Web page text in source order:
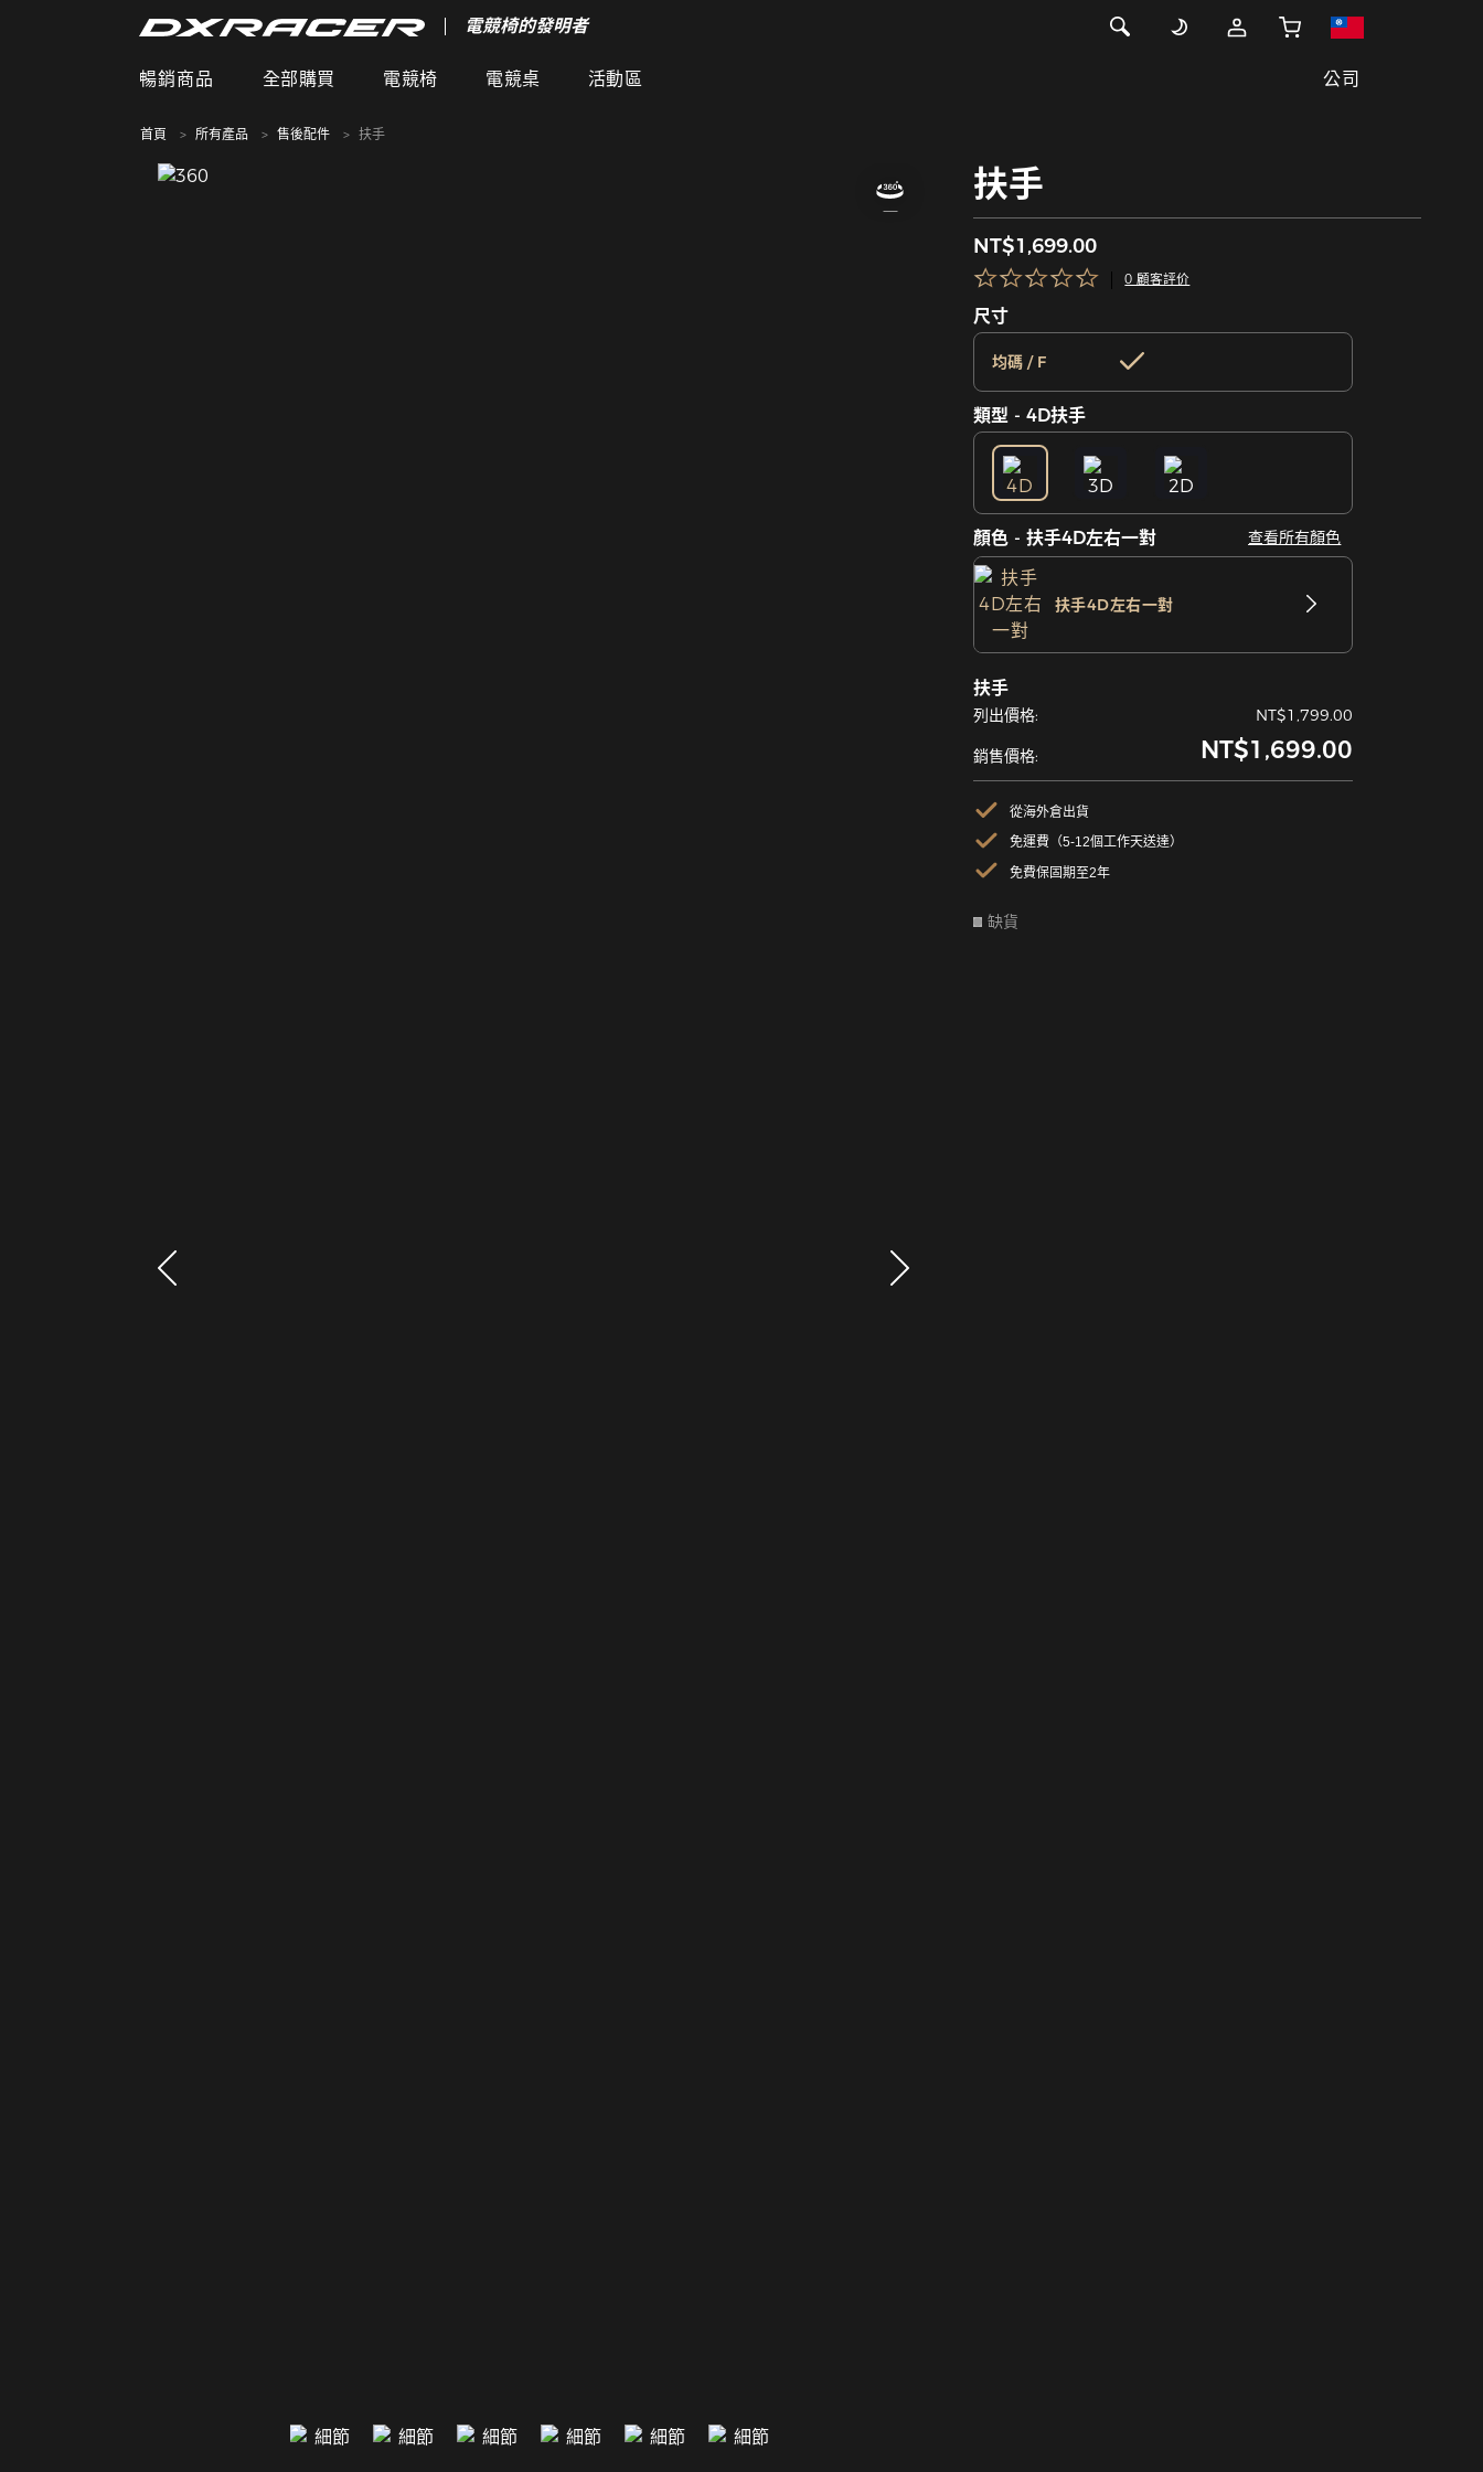
電競椅的發明者
暢銷商品 全部購買 電競椅 電競桌 活動區 公司
首頁 所有產品 售後配件 扶手
扶手
NT$1,699.00
0 顧客評价
尺寸
均碼 / F
類型 - 4D扶手
顏色 - 扶手4D左右一對 查看所有顏色
扶手4D左右一對
扶手
列出價格: NT$1,799.00
銷售價格: NT$1,699.00
從海外倉出貨
免運費（5-12個工作天送達）
免費保固期至2年
缺貨